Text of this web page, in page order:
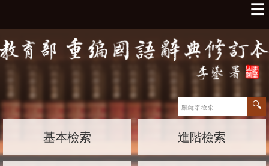
☰
基本檢索 進階檢索